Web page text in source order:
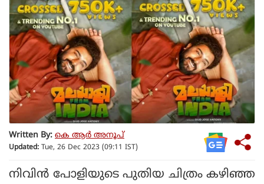
Written By: കെ ആര്‍ അനൂപ്
Updated: Tue, 26 Dec 2023 (09:11 IST)
നിവിന്‍ പോളിയുടെ പുതിയ ചിത്രം കഴിഞ്ഞ